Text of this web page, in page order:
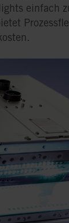
einfach